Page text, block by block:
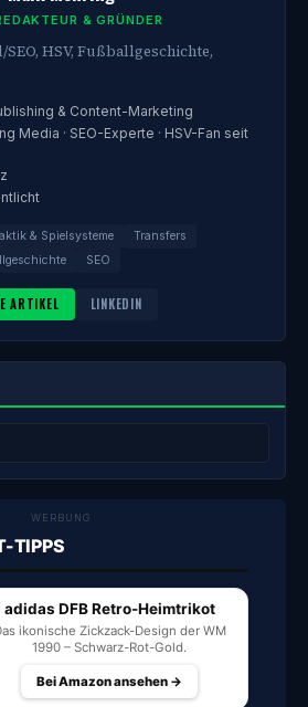
& GRÜNDER
HSV, Fußballgeschichte,
& Content-Marketing
Media · SEO-Experte · HSV-Fan seit
& Spielsysteme
Transfers
SEO
ARTIKEL LINKEDIN
WERBUNG
TIPPS
adidas DFB Retro-Heimtrikot
ikonische Zickzack-Design der WM
1990 – Schwarz-Rot-Gold.
Bei Amazon ansehen →